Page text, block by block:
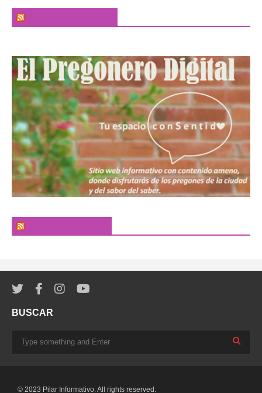
BUSCAR
© 2023 Pilar Informativo. All rights reserved.